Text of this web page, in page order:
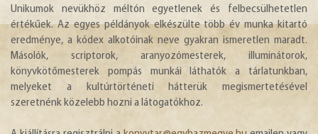
Unikumok nevükhöz méltón egyetlenek és felbecsülhetetlen
értékűek. Az egyes példányok elkészülte több év munka kitartó
eredménye, a kódex alkotóinak neve gyakran ismeretlen maradt.
Másolók, scriptorok, aranyozómesterek, illuminátorok,
könyvkötőmesterek pompás munkái láthatók a tárlatunkban,
melyeket a kultúrtörténeti hátterük megismertetésével
szeretnénk közelebb hozni a látogatókhoz.